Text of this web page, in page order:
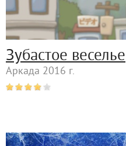
Зубастое веселье
Аркада 2016 г.